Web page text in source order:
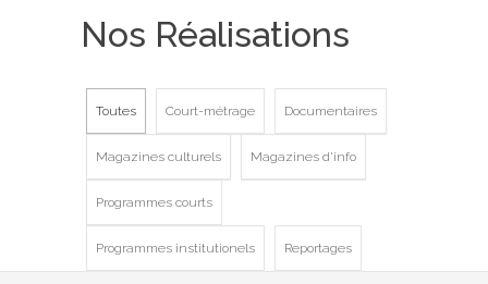
Nos Réalisations
Toutes Court-métrage Documentaires
Magazines culturels Magazines d'info
Programmes courts
Programmes institutionels Reportages